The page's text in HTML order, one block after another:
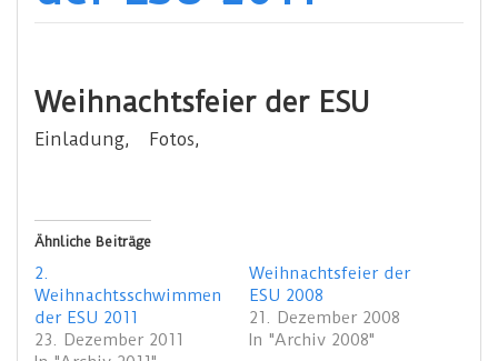
Weihnachtsfeier der ESU
Einladung, Fotos,
Ähnliche Beiträge
2.
Weihnachtsschwimmen
der ESU 2011
23. Dezember 2011
Weihnachtsfeier der
ESU 2008
21. Dezember 2008
In "Archiv 2008"